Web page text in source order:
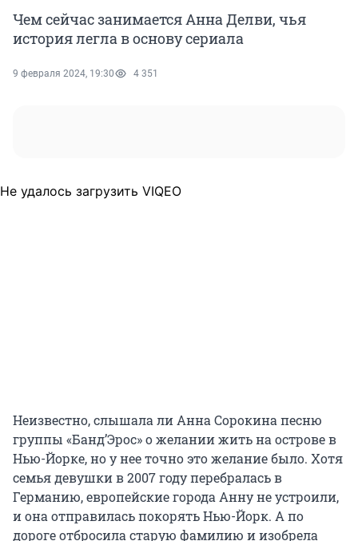
Чем сейчас занимается Анна Делви, чья
история легла в основу сериала
9 февраля 2024, 19:30 4 351
Не удалось загрузить VIQEO
Неизвестно, слышала ли Анна Сорокина песню
группы «Банд’Эрос» о желании жить на острове в
Нью-Йорке, но у нее точно это желание было. Хотя
семья девушки в 2007 году перебралась в
Германию, европейские города Анну не устроили,
и она отправилась покорять Нью-Йорк. А по
дороге отбросила старую фамилию и изобрела